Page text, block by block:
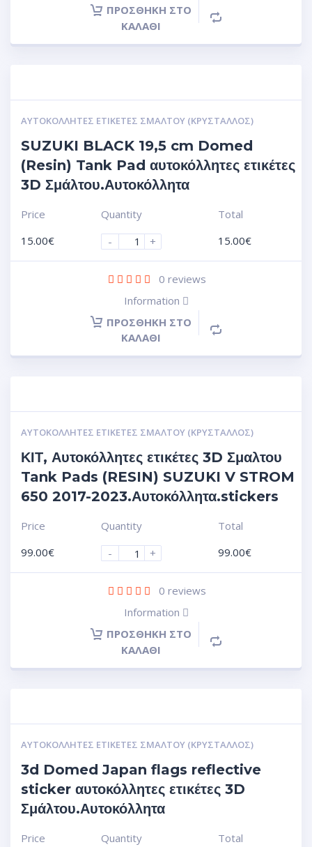
ΠΡΟΣΘΉΚΗ ΣΤΟ
ΚΑΛΆΘΙ
ΑΥΤΟΚΌΛΛΗΤΕΣ ΕΤΙΚΈΤΕΣ ΣΜΆΛΤΟΥ (ΚΡΥΣΤΑΛΛΟΣ)
SUZUKI BLACK 19,5 cm Domed
(Resin) Tank Pad αυτοκόλλητες ετικέτες
3D Σμάλτου.Αυτοκόλλητα
Price
15.00€
Quantity
-
+
Total
15.00€
0 reviews
Information
ΠΡΟΣΘΉΚΗ ΣΤΟ
ΚΑΛΆΘΙ
ΑΥΤΟΚΌΛΛΗΤΕΣ ΕΤΙΚΈΤΕΣ ΣΜΆΛΤΟΥ (ΚΡΥΣΤΑΛΛΟΣ)
ΚΙΤ, Αυτοκόλλητες ετικέτες 3D Σμαλτου
Tank Pads (RESIN) SUZUKI V STROM
650 2017-2023.Αυτοκόλλητα.stickers
Price
99.00€
Quantity
-
+
Total
99.00€
0 reviews
Information
ΠΡΟΣΘΉΚΗ ΣΤΟ
ΚΑΛΆΘΙ
ΑΥΤΟΚΌΛΛΗΤΕΣ ΕΤΙΚΈΤΕΣ ΣΜΆΛΤΟΥ (ΚΡΥΣΤΑΛΛΟΣ)
3d Domed Japan flags reflective
sticker αυτοκόλλητες ετικέτες 3D
Σμάλτου.Αυτοκόλλητα
Price
Quantity
Total